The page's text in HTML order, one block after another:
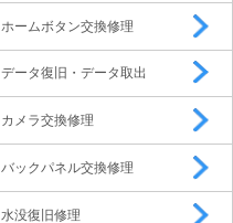
ホームボタン交換修理
データ復旧・データ取出
カメラ交換修理
バックパネル交換修理
水没復旧修理